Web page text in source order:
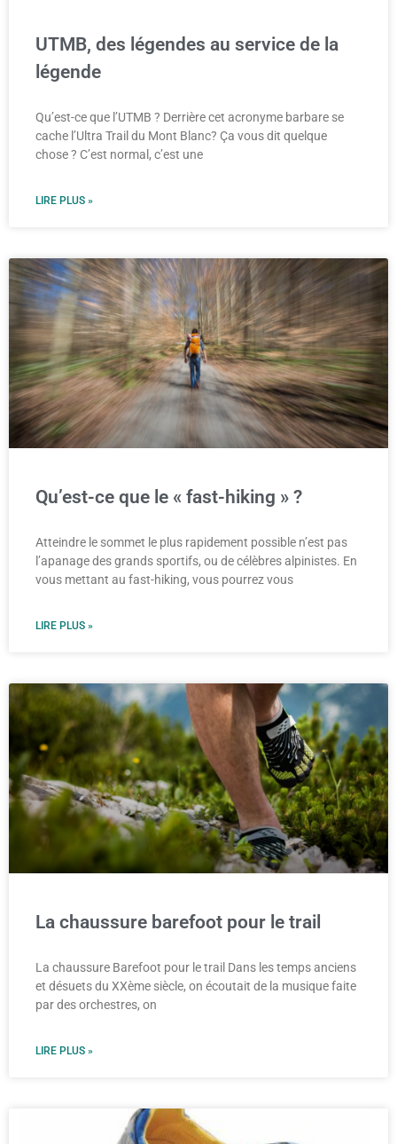
UTMB, des légendes au service de la
légende
Qu’est-ce que l’UTMB ? Derrière cet acronyme barbare se
cache l’Ultra Trail du Mont Blanc? Ça vous dit quelque
chose ? C’est normal, c’est une
LIRE PLUS »
Qu’est-ce que le « fast-hiking » ?
Atteindre le sommet le plus rapidement possible n’est pas
l’apanage des grands sportifs, ou de célèbres alpinistes. En
vous mettant au fast-hiking, vous pourrez vous
LIRE PLUS »
La chaussure barefoot pour le trail
La chaussure Barefoot pour le trail Dans les temps anciens
et désuets du XXème siècle, on écoutait de la musique faite
par des orchestres, on
LIRE PLUS »